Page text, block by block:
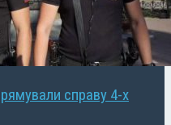
справу 4-х